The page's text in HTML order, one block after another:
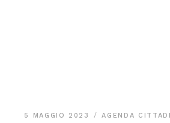
5 MAGGIO 2023 AGENDA